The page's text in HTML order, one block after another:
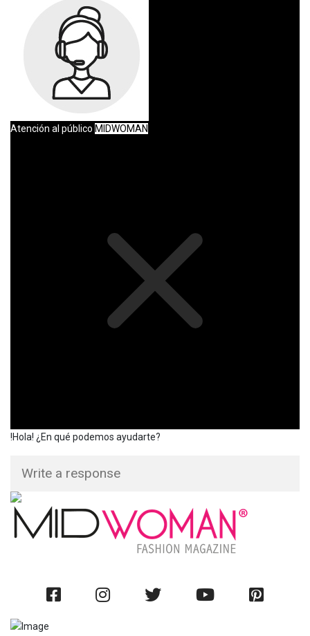
Atención al público MIDWOMAN
!Hola! ¿En qué podemos ayudarte?